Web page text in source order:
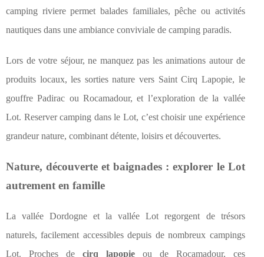
camping riviere permet balades familiales, pêche ou activités
nautiques dans une ambiance conviviale de camping paradis.
Lors de votre séjour, ne manquez pas les animations autour de
produits locaux, les sorties nature vers Saint Cirq Lapopie, le
gouffre Padirac ou Rocamadour, et l’exploration de la vallée
Lot. Reserver camping dans le Lot, c’est choisir une expérience
grandeur nature, combinant détente, loisirs et découvertes.
Nature, découverte et baignades : explorer le Lot
autrement en famille
La vallée Dordogne et la vallée Lot regorgent de trésors
naturels, facilement accessibles depuis de nombreux campings
Lot. Proches de cirq lapopieou de Rocamadour, ces